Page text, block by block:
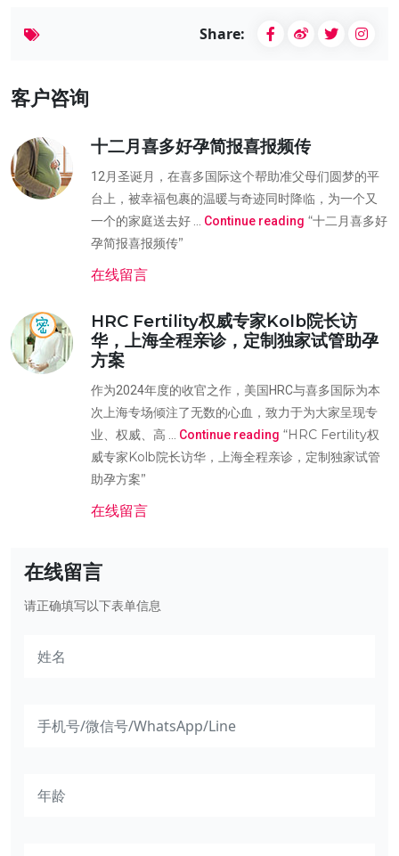
Share:
客户咨询
十二月喜多好孕简报喜报频传
12月圣诞月，在喜多国际这个帮助准父母们圆梦的平
台上，被幸福包裹的温暖与奇迹同时降临，为一个又
一个的家庭送去好 … Continue reading “十二月喜多好
孕简报喜报频传”
在线留言
HRC Fertility权威专家Kolb院长访
华，上海全程亲诊，定制独家试管助孕
方案
作为2024年度的收官之作，美国HRC与喜多国际为本
次上海专场倾注了无数的心血，致力于为大家呈现专
业、权威、高 … Continue reading “HRC Fertility权
威专家Kolb院长访华，上海全程亲诊，定制独家试管
助孕方案”
在线留言
在线留言
请正确填写以下表单信息